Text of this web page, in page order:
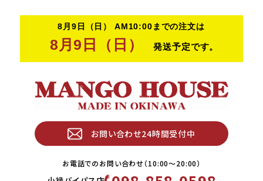
お問い合わせ24時間受付中
お電話でのお問い合わせ（10:00〜20:00）